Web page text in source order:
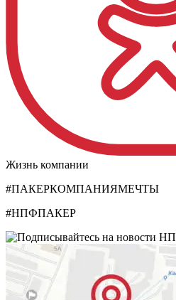
Жизнь компании
#ПАКЕРКОМПАНИЯМЕЧТЫ
#НПФПАКЕР